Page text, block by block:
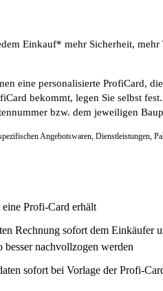
Einkauf* mehr Sicherheit, mehr
eine personalisierte ProfiCard,
bekommt, legen Sie selbst
bzw. dem jeweiligen
Angebotswaren, Dienstleistungen,
Profi-Card erhält
Rechnung sofort dem Einkäufer
besser nachvollzogen werden
sofort bei Vorlage der Profi-